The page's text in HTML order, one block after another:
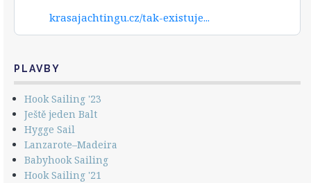
krasajachtingu.cz/tak-existuje...
PLAVBY
Hook Sailing '23
Ještě jeden Balt
Hygge Sail
Lanzarote–Madeira
Babyhook Sailing
Hook Sailing '21